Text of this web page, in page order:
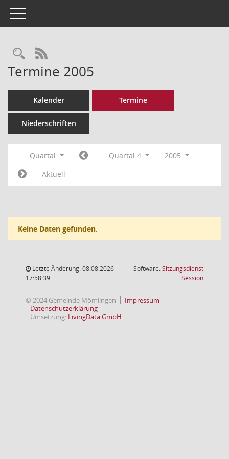
Toggle navigation
Rechercheauswahl
RSS-Feed
Termine 2005
Kalender Termine
Niederschriften
Quartal Quartal 4
2005
Aktuell
Keine Daten gefunden.
Letzte Änderung: 08.08.2026
17:58:39
Software:Sitzungsdienst
Session(Wird in
© 2024 Gemeinde Mömlingen
Impressum
Datenschutzerklärung
Umsetzung: LivingData GmbH